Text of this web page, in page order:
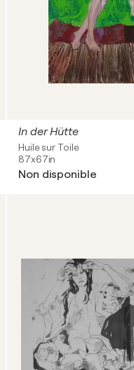
In der Hütte
Huile sur Toile
87x67in
Non disponible